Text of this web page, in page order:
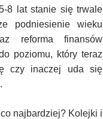
8 lat stanie się trwale
podniesienie wieku
reforma finansów
poziomu, który teraz
czy inaczej uda się
najbardziej? Kolejki i